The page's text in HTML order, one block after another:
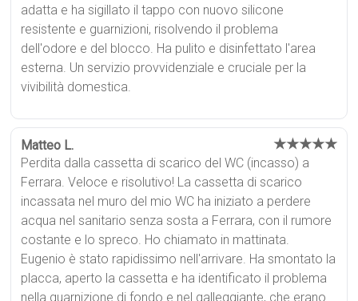
adatta e ha sigillato il tappo con nuovo silicone
resistente e guarnizioni, risolvendo il problema
dell'odore e del blocco. Ha pulito e disinfettato l'area
esterna. Un servizio provvidenziale e cruciale per la
vivibilità domestica.
Matteo L. ★★★★★
Perdita dalla cassetta di scarico del WC (incasso) a
Ferrara. Veloce e risolutivo! La cassetta di scarico
incassata nel muro del mio WC ha iniziato a perdere
acqua nel sanitario senza sosta a Ferrara, con il rumore
costante e lo spreco. Ho chiamato in mattinata.
Eugenio è stato rapidissimo nell'arrivare. Ha smontato la
placca, aperto la cassetta e ha identificato il problema
nella guarnizione di fondo e nel galleggiante, che erano